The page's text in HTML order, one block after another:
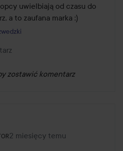
uwielbiają od czasu do
a to zaufana marka :)
zostawić komentarz
Lyko Creator.
2 miesięcy temu
Post został utworzony 2